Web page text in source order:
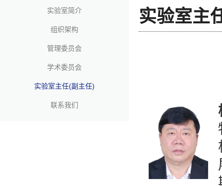
实验室简介
组织架构
管理委员会
学术委员会
实验室主任(副主任)
联系我们
实验室主